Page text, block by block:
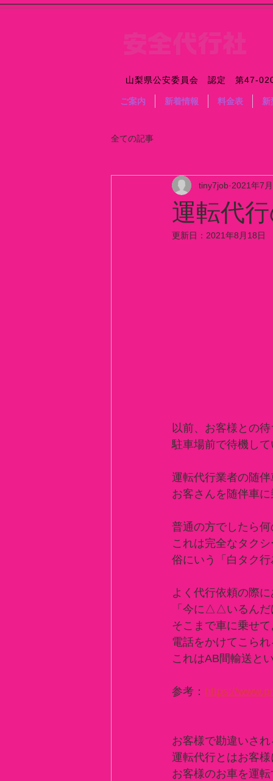
山梨県公安委員会 認定 第47-
ご案内 新着情報 料金表 新
全ての記事
運転代
tiny7job 2021年7
更新日： 2021年8月18日
以前、お客様との
駐車場前で待機し
運転代行業者の随伴
お客さんを随伴車
普通の方でしたら
これは完全なタク
俗にいう「白タク
よく代行依頼の際
「今に△△いるんだ
そこまで車に乗せ
電話をかけてこら
これはAB間輸送と
参考： https://
お客様で勘違いさ
運転代行とはお客
お客様のお車を運